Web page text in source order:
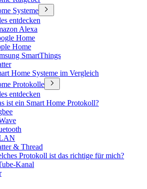
Systeme
entdecken
Alexa
Home
Home
SmartThings
Home Systeme im Vergleich
Protokolle
entdecken
ist ein Smart Home Protokoll?
& Thread
Protokoll ist das richtige für mich?
Kanal